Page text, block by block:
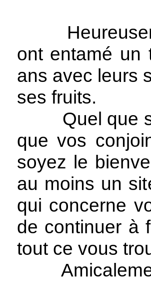
ont entamé un
ans avec leurs
ses fruits.
Quel que
que vos
soyez le
au moins un
qui concerne
de continuer à
tout ce vous